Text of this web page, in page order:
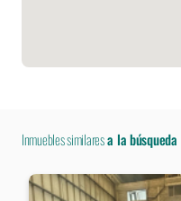
Inmuebles similaresa la búsqueda